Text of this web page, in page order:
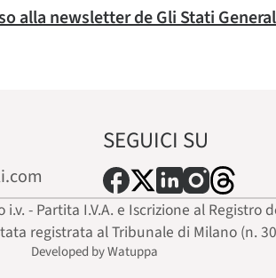
alla newsletter de Gli Stati
SEGUICI SU
- Partita I.V.A. e Iscrizione al
registrata al Tribunale di Milano (n.
Developed by Watuppa